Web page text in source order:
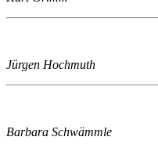
Jürgen Hochmuth
Barbara Schwämmle